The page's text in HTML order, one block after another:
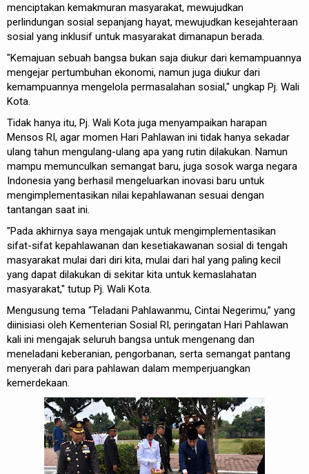
menciptakan kemakmuran masyarakat, mewujudkan
perlindungan sosial sepanjang hayat, mewujudkan kesejahteraan
sosial yang inklusif untuk masyarakat dimanapun berada.
"Kemajuan sebuah bangsa bukan saja diukur dari kemampuannya
mengejar pertumbuhan ekonomi, namun juga diukur dari
kemampuannya mengelola permasalahan sosial," ungkap Pj. Wali
Kota.
Tidak hanya itu, Pj. Wali Kota juga menyampaikan harapan
Mensos RI, agar momen Hari Pahlawan ini tidak hanya sekadar
ulang tahun mengulang-ulang apa yang rutin dilakukan. Namun
mampu memunculkan semangat baru, juga sosok warga negara
Indonesia yang berhasil mengeluarkan inovasi baru untuk
mengimplementasikan nilai kepahlawanan sesuai dengan
tantangan saat ini.
"Pada akhirnya saya mengajak untuk mengimplementasikan
sifat-sifat kepahlawanan dan kesetiakawanan sosial di tengah
masyarakat mulai dari diri kita, mulai dari hal yang paling kecil
yang dapat dilakukan di sekitar kita untuk kemaslahatan
masyarakat," tutup Pj. Wali Kota.
Mengusung tema “Teladani Pahlawanmu, Cintai Negerimu,” yang
diinisiasi oleh Kementerian Sosial RI, peringatan Hari Pahlawan
kali ini mengajak seluruh bangsa untuk mengenang dan
meneladani keberanian, pengorbanan, serta semangat pantang
menyerah dari para pahlawan dalam memperjuangkan
kemerdekaan.